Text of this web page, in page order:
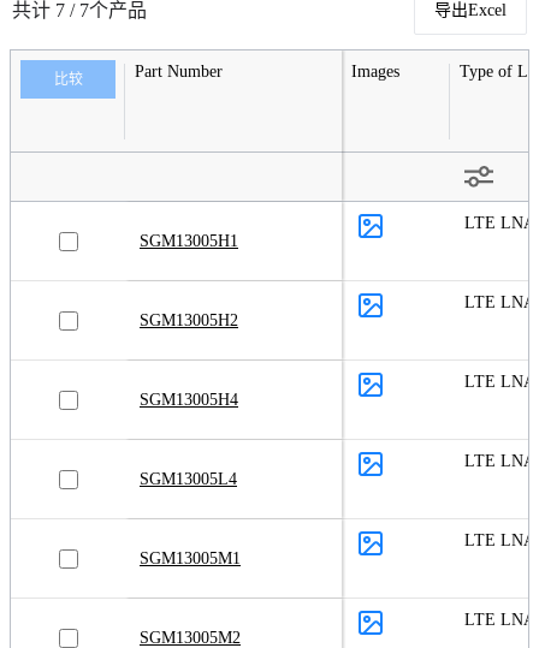
共计 7 / 7个产品 导出Excel
比较 Part Number Images Type of
SGM13005H1
LTE LNA
SGM13005H2
LTE LNA
SGM13005H4
LTE LNA
SGM13005L4
LTE LNA
SGM13005M1
LTE LNA
SGM13005M2
LTE LNA